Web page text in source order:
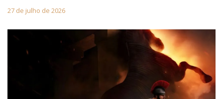
27 de julho de 2026